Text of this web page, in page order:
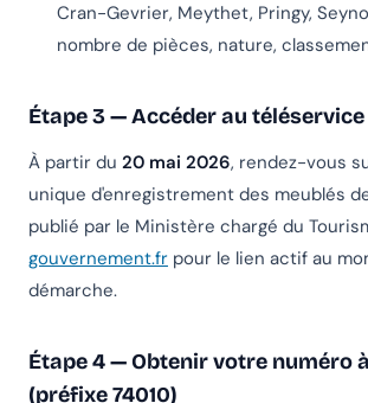
Cran-Gevrier, Meythet, Pringy,
nombre de pièces, nature,
Étape 3 — Accéder au
À partir du 20 mai 2026, rendez-vous
unique d'enregistrement des meublés
publié par le Ministère chargé du
gouvernement.fr pour le lien actif au
démarche.
Étape 4 — Obtenir votre numéro
(préfixe 74010)